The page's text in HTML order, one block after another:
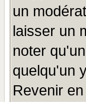
un
laisser un
noter
quelqu'un
Revenir